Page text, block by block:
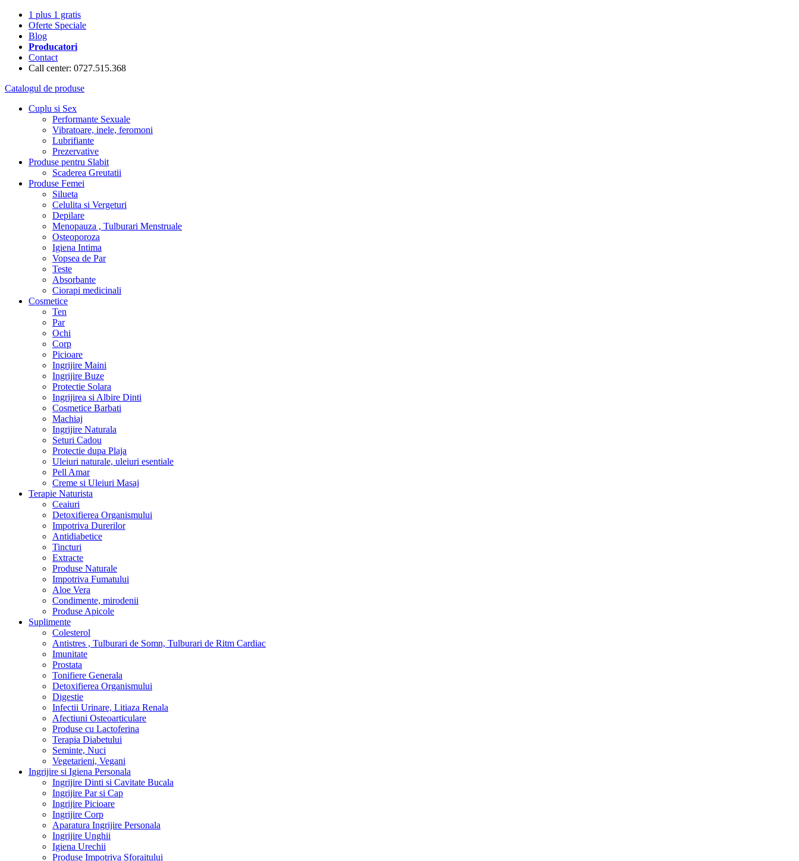
1 plus 1 gratis
Oferte Speciale
Blog
Producatori
Contact
Call center: 0727.515.368
Catalogul de produse
Cuplu si Sex
Performante Sexuale
Vibratoare, inele, feromoni
Lubrifiante
Prezervative
Produse pentru Slabit
Scaderea Greutatii
Produse Femei
Silueta
Celulita si Vergeturi
Depilare
Menopauza , Tulburari Menstruale
Osteoporoza
Igiena Intima
Vopsea de Par
Teste
Absorbante
Ciorapi medicinali
Cosmetice
Ten
Par
Ochi
Corp
Picioare
Ingrijire Maini
Ingrijire Buze
Protectie Solara
Ingrijirea si Albire Dinti
Cosmetice Barbati
Machiaj
Ingrijire Naturala
Seturi Cadou
Protectie dupa Plaja
Uleiuri naturale, uleiuri esentiale
Pell Amar
Creme si Uleiuri Masaj
Terapie Naturista
Ceaiuri
Detoxifierea Organismului
Impotriva Durerilor
Antidiabetice
Tincturi
Extracte
Produse Naturale
Impotriva Fumatului
Aloe Vera
Condimente, mirodenii
Produse Apicole
Suplimente
Colesterol
Antistres , Tulburari de Somn, Tulburari de Ritm Cardiac
Imunitate
Prostata
Tonifiere Generala
Detoxifierea Organismului
Digestie
Infectii Urinare, Litiaza Renala
Afectiuni Osteoarticulare
Produse cu Lactoferina
Terapia Diabetului
Seminte, Nuci
Vegetarieni, Vegani
Ingrijire si Igiena Personala
Ingrijire Dinti si Cavitate Bucala
Ingrijire Par si Cap
Ingrijire Picioare
Ingrijire Corp
Aparatura Ingrijire Personala
Ingrijire Unghii
Igiena Urechii
Produse Impotriva Sforaitului